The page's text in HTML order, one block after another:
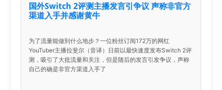
国外Switch 2评测主播发言引争议 声称非官方
渠道入手并感谢黄牛
为了流量能做到什么地步？一位粉丝订阅172万的网红
YouTuber主播拉斐尔（音译）日前以最快速度发布Switch 2评
测，吸引了大批流量和关注，但是随后的发言引发争议，声称
自己的确是非官方渠道入手了